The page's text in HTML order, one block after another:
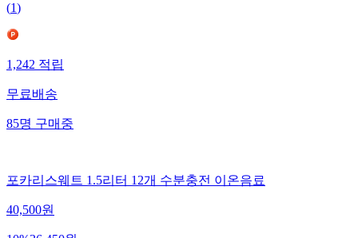
(1)
1,242적립
무료배송
85명구매중
포카리스웨트 1.5리터 12개 수분충전 이온음료
40,500원